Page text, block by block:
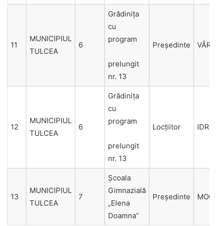
11
MUNICIPIUL
TULCEA
6
Grădinița
cu
program
prelungit
nr. 13
Președinte
12
MUNICIPIUL
TULCEA
6
Grădinița
cu
program
prelungit
nr. 13
Locțiitor
13
MUNICIPIUL
TULCEA
7
Școala
Gimnazială
„Elena
Doamna”
Președinte